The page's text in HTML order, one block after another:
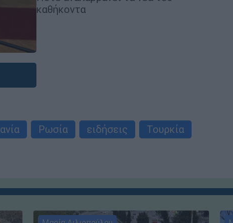
καθήκοντα
Ρωσία ειδήσεις
Τουρκία